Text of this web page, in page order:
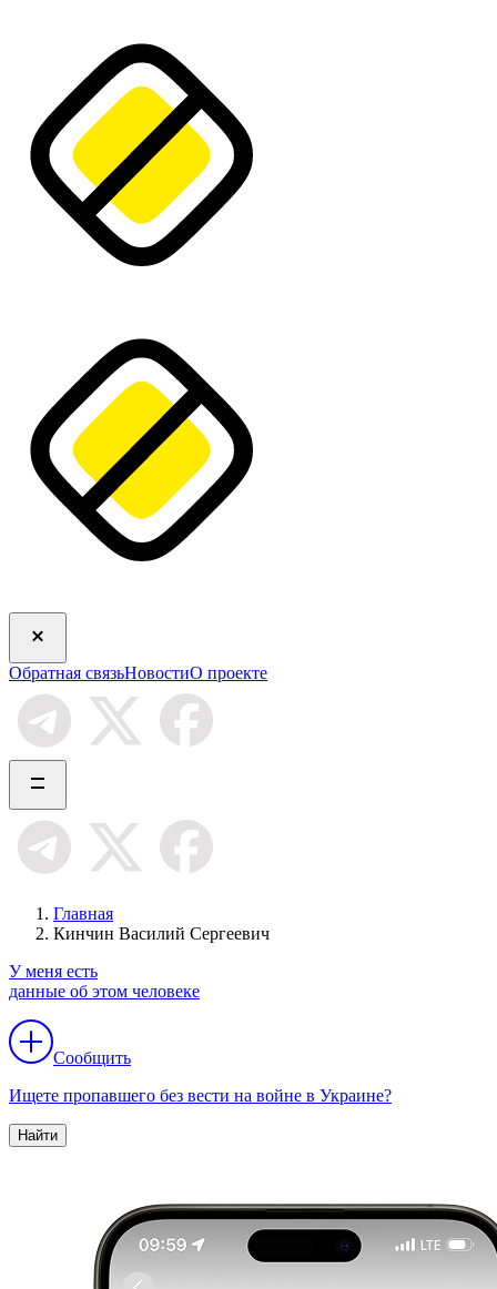
Обратная связьНовостиО проекте
Главная
Кинчин Василий Сергеевич
У меня есть
данные об этом человеке
Сообщить
Ищете пропавшего без вести на войне в Украине?
Найти